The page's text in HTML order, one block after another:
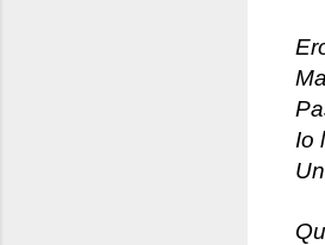
Io